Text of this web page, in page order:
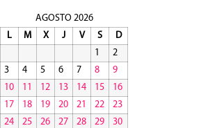
AGOSTO 2026
L
M X J V S
D
1
2
3
4 5 6 7 8
9
10
11 12 13 14 15
16
17
18 19 20 21 22
23
24
25 26 27 28 29
30